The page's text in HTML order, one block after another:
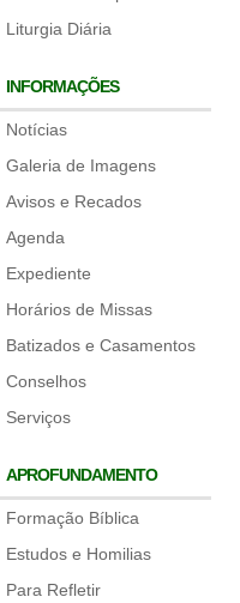
Liturgia Diária
INFORMAÇÕES
Notícias
Galeria de Imagens
Avisos e Recados
Agenda
Expediente
Horários de Missas
Batizados e Casamentos
Conselhos
Serviços
APROFUNDAMENTO
Formação Bíblica
Estudos e Homilias
Para Refletir